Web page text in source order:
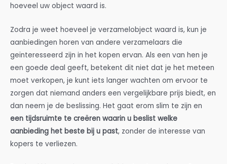
hoeveel uw object waard is.
Zodra je weet hoeveel je verzamelobject waard is, kun je
aanbiedingen horen van andere verzamelaars die
geïnteresseerd zijn in het kopen ervan. Als een van hen je
een goede deal geeft, betekent dit niet dat je het meteen
moet verkopen, je kunt iets langer wachten om ervoor te
zorgen dat niemand anders een vergelijkbare prijs biedt, en
dan neem je de beslissing. Het gaat erom slim te zijn en
een tijdsruimte te creëren waarin u beslist welke
aanbieding het beste bij u past, zonder de interesse van
kopers te verliezen.